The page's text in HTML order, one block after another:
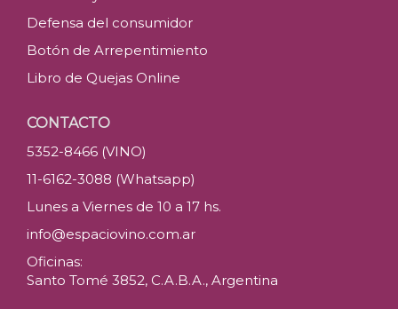
Defensa del consumidor
Botón de Arrepentimiento
Libro de Quejas Online
CONTACTO
5352-8466 (VINO)
11-6162-3088 (Whatsapp)
Lunes a Viernes de 10 a 17 hs.
info@espaciovino.com.ar
Oficinas:
Santo Tomé 3852, C.A.B.A., Argentina